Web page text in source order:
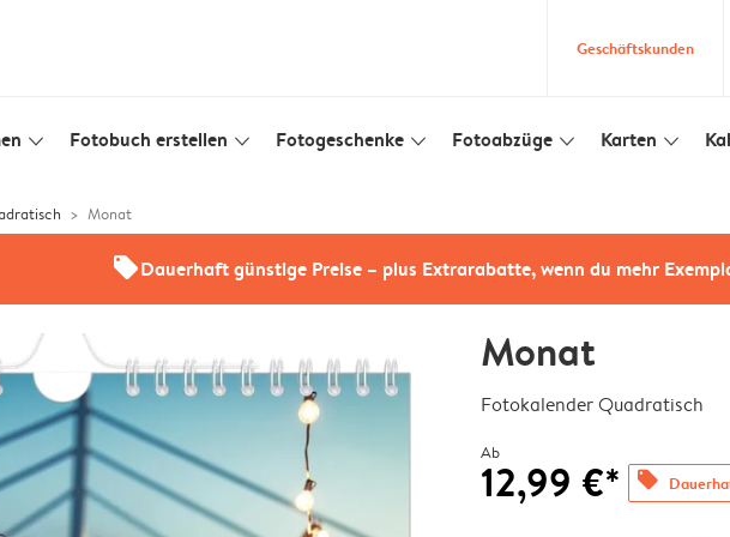
Geschäftskunden
slim_arrow_down Fotobuch erstellen slim_arrow_down Fotogeschenke slim_arrow_down Fotoabzüge slim_arrow_down Karten slim_arrow_down
Monat
offersDauerhaft günstige Preise – plus Extrarabatte, wenn du mehr
Monat
Fotokalender Quadratisch
Ab
12,99 €* offers